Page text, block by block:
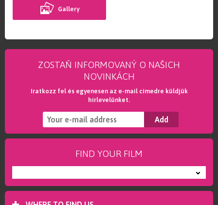
Gallery
ZOSTAŇ INFORMOVANÝ O NAŠICH
NOVINKÁCH
Iratkozz fel és egyenesen az e-mail címedre küldjük
hírlevelünket.
FIND YOUR FILM